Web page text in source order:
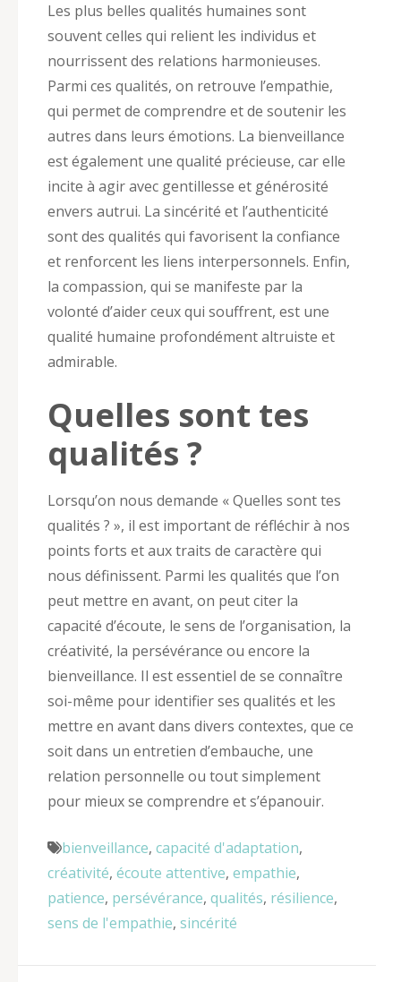
Les plus belles qualités humaines sont
souvent celles qui relient les individus et
nourrissent des relations harmonieuses.
Parmi ces qualités, on retrouve l’empathie,
qui permet de comprendre et de soutenir les
autres dans leurs émotions. La bienveillance
est également une qualité précieuse, car elle
incite à agir avec gentillesse et générosité
envers autrui. La sincérité et l’authenticité
sont des qualités qui favorisent la confiance
et renforcent les liens interpersonnels. Enfin,
la compassion, qui se manifeste par la
volonté d’aider ceux qui souffrent, est une
qualité humaine profondément altruiste et
admirable.
Quelles sont tes
qualités ?
Lorsqu’on nous demande « Quelles sont tes
qualités ? », il est important de réfléchir à nos
points forts et aux traits de caractère qui
nous définissent. Parmi les qualités que l’on
peut mettre en avant, on peut citer la
capacité d’écoute, le sens de l’organisation, la
créativité, la persévérance ou encore la
bienveillance. Il est essentiel de se connaître
soi-même pour identifier ses qualités et les
mettre en avant dans divers contextes, que ce
soit dans un entretien d’embauche, une
relation personnelle ou tout simplement
pour mieux se comprendre et s’épanouir.
bienveillance, capacité d'adaptation,
créativité, écoute attentive, empathie,
patience, persévérance, qualités, résilience,
sens de l'empathie, sincérité